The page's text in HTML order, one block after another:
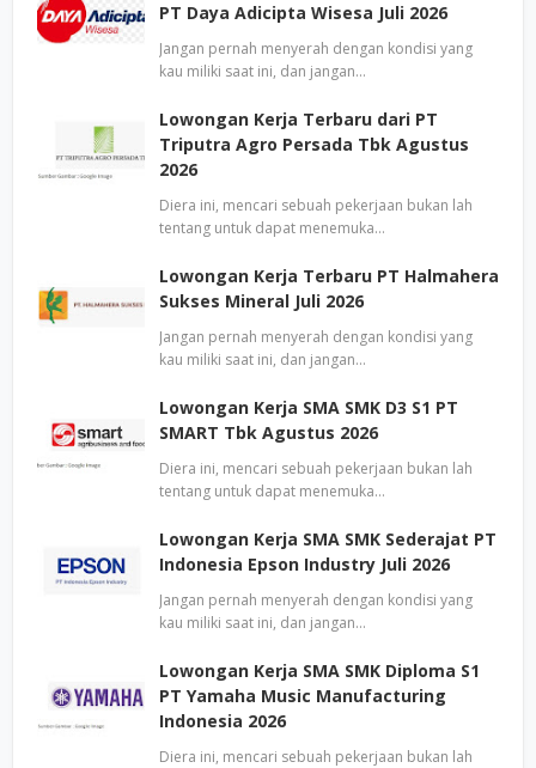
PT Daya Adicipta Wisesa Juli 2026
Jangan pernah menyerah dengan kondisi yang
kau miliki saat ini, dan jangan…
Lowongan Kerja Terbaru dari PT
Triputra Agro Persada Tbk Agustus
2026
Diera ini, mencari sebuah pekerjaan bukan lah
tentang untuk dapat menemuka…
Lowongan Kerja Terbaru PT Halmahera
Sukses Mineral Juli 2026
Jangan pernah menyerah dengan kondisi yang
kau miliki saat ini, dan jangan…
Lowongan Kerja SMA SMK D3 S1 PT
SMART Tbk Agustus 2026
Diera ini, mencari sebuah pekerjaan bukan lah
tentang untuk dapat menemuka…
Lowongan Kerja SMA SMK Sederajat PT
Indonesia Epson Industry Juli 2026
Jangan pernah menyerah dengan kondisi yang
kau miliki saat ini, dan jangan…
Lowongan Kerja SMA SMK Diploma S1
PT Yamaha Music Manufacturing
Indonesia 2026
Diera ini, mencari sebuah pekerjaan bukan lah